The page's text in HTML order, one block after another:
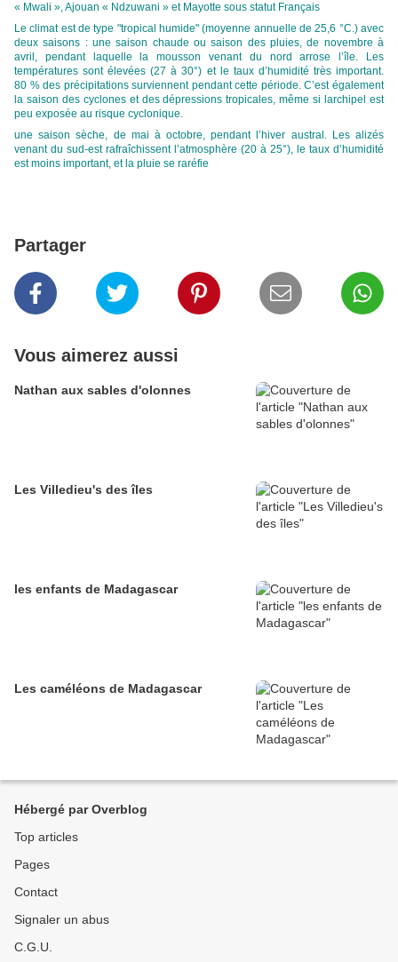
« Mwali », Ajouan « Ndzuwani » et Mayotte sous statut Français
Le climat est de type "tropical humide" (moyenne annuelle de 25,6 °C.) avec
deux saisons : une saison chaude ou saison des pluies, de novembre à
avril, pendant laquelle la mousson venant du nord arrose l’île. Les
températures sont élevées (27 à 30°) et le taux d’humidité très important.
80 % des précipitations surviennent pendant cette période. C’est également
la saison des cyclones et des dépressions tropicales, même si larchipel est
peu exposée au risque cyclonique.
une saison sèche, de mai à octobre, pendant l’hiver austral. Les alizés
venant du sud-est rafraîchissent l’atmosphère (20 à 25°), le taux d’humidité
est moins important, et la pluie se raréfie
Partager
Vous aimerez aussi
Nathan aux sables d'olonnes
Les Villedieu's des îles
les enfants de Madagascar
Les caméléons de Madagascar
Hébergé par Overblog
Top articles
Pages
Contact
Signaler un abus
C.G.U.